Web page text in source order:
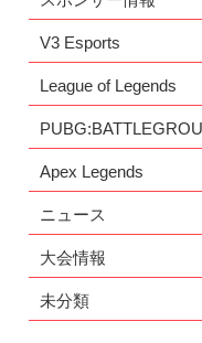
V3 Esports
League of Legends
Apex Legends
ニュース
大会情報
未分類